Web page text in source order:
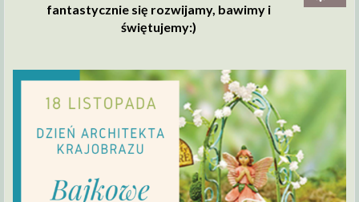
fantastycznie się rozwijamy, bawimy i
świętujemy:)